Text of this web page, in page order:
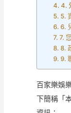
4.
5.
6.
7.
8.
9.
百家樂娛
下簡稱「